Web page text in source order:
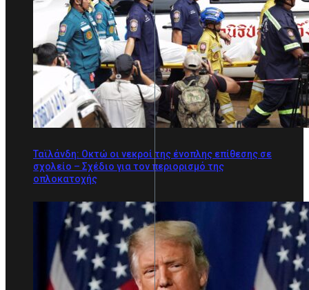
Ταϊλάνδη: Οκτώ οι νεκροί της ένοπλης επίθεσης σε
σχολείο – Σχέδιο για τον περιορισμό της
οπλοκατοχής